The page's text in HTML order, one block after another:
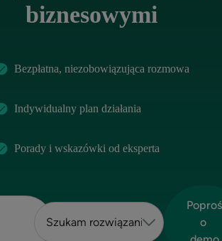
biznesowymi
Bezpłatna, niezobowiązująca rozmowa
Indywidualny plan działania
Porady i wskazówki od eksperta